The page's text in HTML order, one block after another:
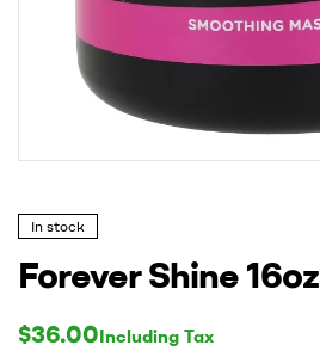
In stock
Forever Shine 16oz
$36.00Including Tax